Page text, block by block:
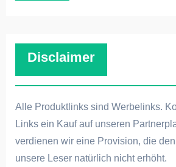
Disclaimer
Alle Produktlinks sind Werbelinks.
Links ein Kauf auf unseren
verdienen wir eine Provision, die
unsere Leser natürlich nicht erhöht.